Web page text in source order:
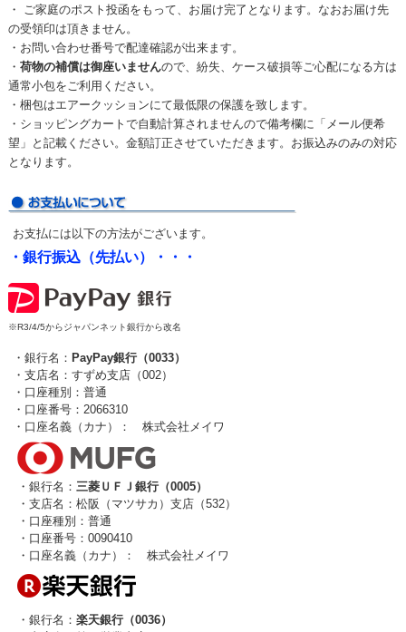
・ ご家庭のポスト投函をもって、お届け完了となります。なおお届け先
の受領印は頂きません。
・お問い合わせ番号で配達確認が出来ます。
・ 荷物の補償は御座いませんので、紛失、ケース破損等ご心配になる方は
通常小包をご利用ください。
・梱包はエアークッションにて最低限の保護を致します。
・ショッピングカートで自動計算されませんので備考欄に「メール便希
望」と記載ください。金額訂正させていただきます。お振込みのみの対応
となります。
お支払には以下の方法がございます。
・銀行振込（先払い）・・・
※R3/4/5からジャパンネット銀行から改名
・銀行名： PayPay銀行（0033）
・支店名：すずめ支店（002）
・口座種別：普通
・口座番号：2066310
・口座名義（カナ）： 株式会社メイワ
・銀行名： 三菱ＵＦＪ銀行（0005）
・支店名：松阪（マツサカ）支店（532）
・口座種別：普通
・口座番号：0090410
・口座名義（カナ）： 株式会社メイワ
・銀行名： 楽天銀行（0036）